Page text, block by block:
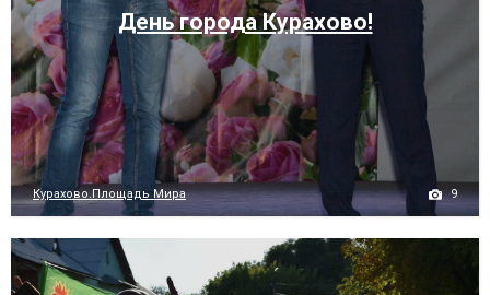
День города Курахово!
Курахово.Площадь Мира 9